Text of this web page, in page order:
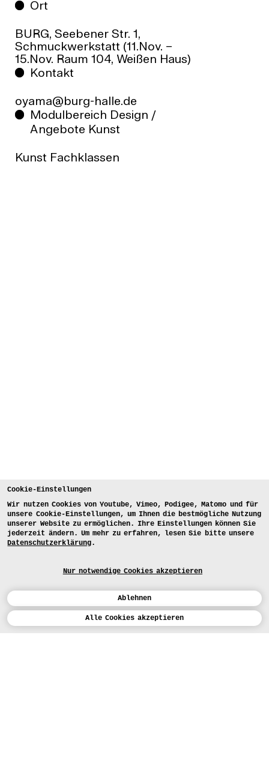
Cookie-Einstellungen
Wir nutzen Cookies von Youtube, Vimeo, Podigee, Matomo und für
unsere Cookie-Einstellungen, um Ihnen die bestmögliche Nutzung
unserer Website zu ermöglichen. Ihre Einstellungen können Sie
jederzeit ändern. Um mehr zu erfahren, lesen Sie bitte unsere
Datenschutzerklärung.
Nur notwendige Cookies akzeptieren
Ablehnen
Alle Cookies akzeptieren
Kalender
Ort
BURG, Seebener Str. 1,
Schmuckwerkstatt (11.Nov. –
15.Nov. Raum 104, Weißen Haus)
Kontakt
oyama@burg-halle.de
Modulbereich Design /
Angebote Kunst
Kunst Fachklassen